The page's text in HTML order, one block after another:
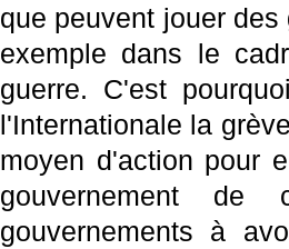
que peuvent jouer
exemple dans le
guerre. C'est
l'Internationale la
moyen d'action pour
gouvernement
gouvernements à